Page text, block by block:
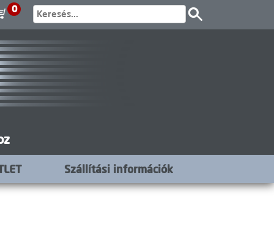
0
Szállítási információk